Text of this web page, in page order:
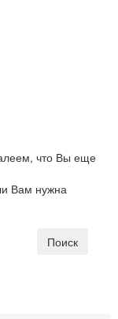
что Вы еще
Вам нужна
Поиск